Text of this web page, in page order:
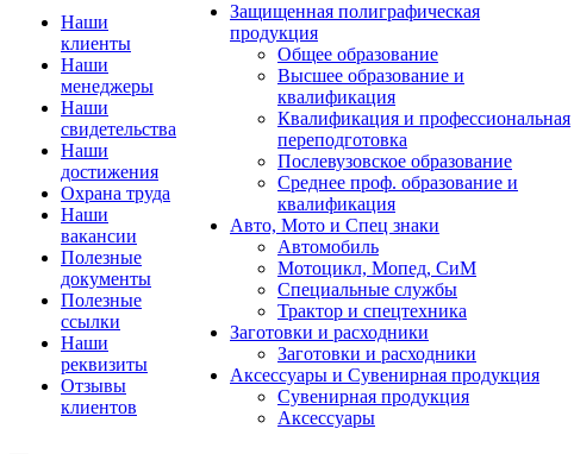
Наши
клиенты
Наши
менеджеры
Наши
свидетельства
Наши
достижения
Охрана труда
Наши
вакансии
Полезные
документы
Полезные
ссылки
Наши
реквизиты
Отзывы
клиентов
Защищенная полиграфическая
продукция
Общее образование
Высшее образование и
квалификация
Квалификация и профессиональная
переподготовка
Послевузовское образование
Среднее проф. образование и
квалификация
Авто, Мото и Спец знаки
Автомобиль
Мотоцикл, Мопед, СиМ
Специальные службы
Трактор и спецтехника
Заготовки и расходники
Заготовки и расходники
Аксессуары и Сувенирная продукция
Сувенирная продукция
Аксессуары